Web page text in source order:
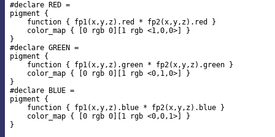
#declare RED =
pigment {
    function { fp1(x,y,z).red * fp2(x,y,z).red }
    color_map { [0 rgb 0][1 rgb <1,0,0>] }
}
#declare GREEN =
pigment {
    function { fp1(x,y,z).green * fp2(x,y,z).green }
    color_map { [0 rgb 0][1 rgb <0,1,0>] }
}
#declare BLUE =
pigment {
    function { fp1(x,y,z).blue * fp2(x,y,z).blue }
    color_map { [0 rgb 0][1 rgb <0,0,1>] }
}